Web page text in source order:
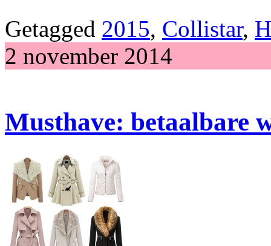
Getagged 2015, Collistar,
2 november 2014
Musthave: betaalbare